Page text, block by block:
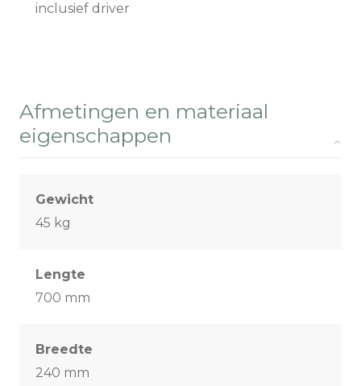
inclusief driver
Afmetingen en materiaal
eigenschappen
Gewicht
45 kg
Lengte
700 mm
Breedte
240 mm